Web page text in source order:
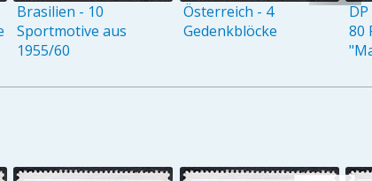
Brasilien - 10
Sportmotive aus
1955/60
Österreich - 4
Gedenkblöcke
80